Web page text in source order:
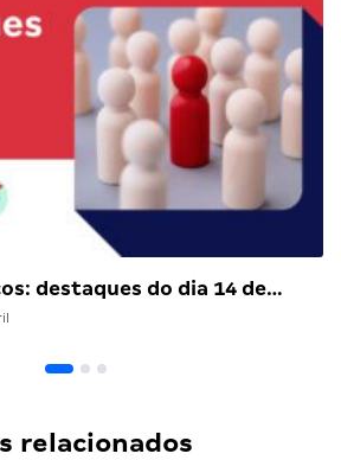
destaques do dia 14 de…
relacionados